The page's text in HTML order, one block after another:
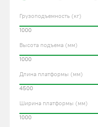
Грузоподъемность (кг)
1000
Высота подъема (мм)
1000
Длина платформы (мм)
4500
Ширина платформы (мм)
1000